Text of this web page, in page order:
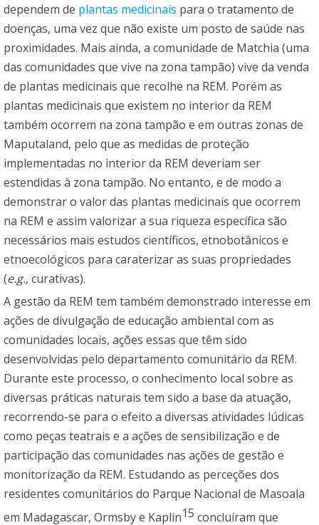
dependem de plantas medicinais para o tratamento de
doenças, uma vez que não existe um posto de saúde nas
proximidades. Mais ainda, a comunidade de Matchia (uma
das comunidades que vive na zona tampão) vive da venda
de plantas medicinais que recolhe na REM. Porém as
plantas medicinais que existem no interior da REM
também ocorrem na zona tampão e em outras zonas de
Maputaland, pelo que as medidas de proteção
implementadas no interior da REM deveriam ser
estendidas à zona tampão. No entanto, e de modo a
demonstrar o valor das plantas medicinais que ocorrem
na REM e assim valorizar a sua riqueza específica são
necessários mais estudos científicos, etnobotânicos e
etnoecológicos para caraterizar as suas propriedades
(e.g., curativas).
A gestão da REM tem também demonstrado interesse em
ações de divulgação de educação ambiental com as
comunidades locais, ações essas que têm sido
desenvolvidas pelo departamento comunitário da REM.
Durante este processo, o conhecimento local sobre as
diversas práticas naturais tem sido a base da atuação,
recorrendo-se para o efeito a diversas atividades lúdicas
como peças teatrais e a ações de sensibilização e de
participação das comunidades nas ações de gestão e
monitorização da REM. Estudando as perceções dos
residentes comunitários do Parque Nacional de Masoala
em Madagascar, Ormsby e Kaplin15 concluíram que